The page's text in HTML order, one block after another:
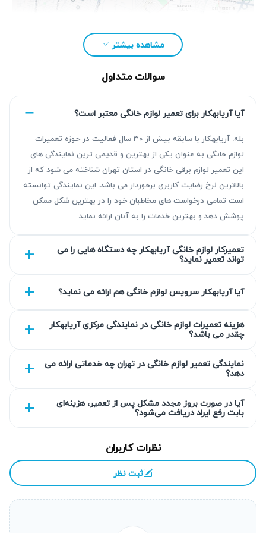
مزیت‌ آریابهکار برای تعمیر جاروبرقی در چیذر
آریابهکار با بیش از ۳۰ سال سابقه در زمینه تعمیر جاروبرقی،
خدماتی قابل اطمینان با عیب‌یابی دقیق و تعمیر استاندارد ارائه
کیفیت کار را تضمین می‌کند. تیم ما برای تعمیر جاروبرقی در
به استفاده از قطعات استاندارد و گزارش فنی فرآیند تعمیر از
گارانتی کتبی خدمات
تمامی تعمیرات جاروبرقی در چیذر دارای گارانتی کتبی ۹۰ روزه
هستند که نشان‌دهنده اعتماد ما به کیفیت خدمات می‌باشد. این
گارانتی شامل مشکلاتی است که پس از تعمیر ممکن است به
وجود آید. در صورت بروز هرگونه مشکل در بازه زمانی گارانتی،
می‌کند. این اطمینان‌بخشی موجب رضایت و اعتماد مشتریان ما
شده است.
انتخاب سطح کیفی قطعه به انتخاب شما
مشتریان می‌توانند بر اساس دلخواه و بودجه خود، قطعات مورد
مشاهده بیشتر
سوالات متداول
آیا آریابهکار برای تعمیر لوازم خانگی معتبر است؟
بله. آریابهکار با سابقه بیش از ۳۰ سال فعالیت در حوزه تعمیرات
لوازم خانگی به عنوان یکی از بهترین و قدیمی ترین نمایندگی های
این تعمیر لوازم برقی خانگی در استان تهران شناخته می شود که از
بالاترین نرخ رضایت کاربری برخوردار می باشد. این نمایندگی توانسته
است تمامی درخواست های مخاطبان خود را در بهترین شکل ممکن
پوشش دهد و بهترین خدمات را به آنان ارائه نماید.
تعمیرکار لوازم خانگی آریابهکار چه دستگاه هایی را می
تواند تعمیر نماید؟
آیا آریابهکار سرویس لوازم خانگی هم ارائه می نماید؟
هزینه تعمیرات لوازم خانگی در نمایندگی مرکزی آریابهکار
چقدر می باشد؟
نمایندگی تعمیر لوازم خانگی در تهران چه خدماتی ارائه می
دهد؟
آیا در صورت بروز مجدد مشکل پس از تعمیر، هزینه‌ای
بابت رفع ایراد دریافت می‌شود؟
نظرات کاربران
ثبت نظر